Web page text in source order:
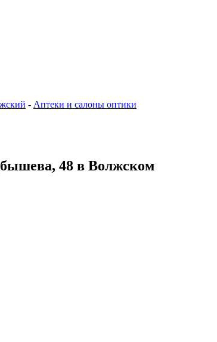
- Аптеки и салоны оптики
48 в Волжском